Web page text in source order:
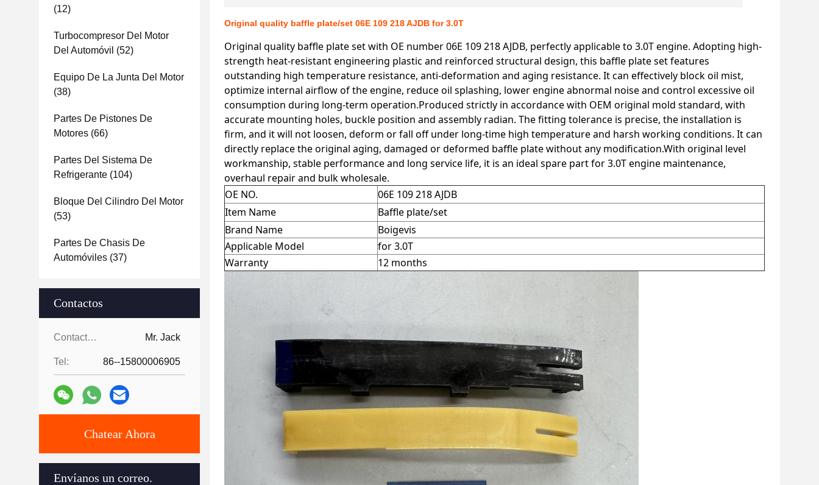
(12)
Turbocompresor Del Motor
Del Automóvil (52)
Equipo De La Junta Del Motor
(38)
Partes De Pistones De
Motores (66)
Partes Del Sistema De
Refrigerante (104)
Bloque Del Cilindro Del Motor
(53)
Partes De Chasis De
Automóviles (37)
Contactos
Contactos: Mr. Jack
Tel: 86--15800006905
Chatear Ahora
Envíanos un correo.
Original quality baffle plate/set 06E 109 218 AJDB for 3.0T
Original quality baffle plate set with OE number 06E 109 218 AJDB, perfectly applicable to 3.0T engine. Adopting high-
strength heat-resistant engineering plastic and reinforced structural design, this baffle plate set features
outstanding high temperature resistance, anti-deformation and aging resistance. It can effectively block oil mist,
optimize internal airflow of the engine, reduce oil splashing, lower engine abnormal noise and control excessive oil
consumption during long-term operation.Produced strictly in accordance with OEM original mold standard, with
accurate mounting holes, buckle position and assembly radian. The fitting tolerance is precise, the installation is
firm, and it will not loosen, deform or fall off under long-time high temperature and harsh working conditions. It can
directly replace the original aging, damaged or deformed baffle plate without any modification.With original level
workmanship, stable performance and long service life, it is an ideal spare part for 3.0T engine maintenance,
overhaul repair and bulk wholesale.
OE NO.
06E 109 218 AJDB
Item Name
Baffle plate/set
Brand Name
Boigevis
Applicable Model
for 3.0T
Warranty
12 months